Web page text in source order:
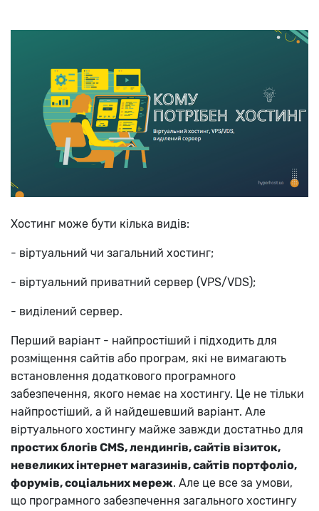
Хостинг може бути кілька видів:
- віртуальний чи загальний хостинг;
- віртуальний приватний сервер (VPS/VDS);
- виділений сервер.
Перший варіант - найпростіший і підходить для
розміщення сайтів або програм, які не вимагають
встановлення додаткового програмного
забезпечення, якого немає на хостингу. Це не тільки
найпростіший, а й найдешевший варіант. Але
віртуального хостингу майже завжди достатньо для
простих блогів CMS, лендингів, сайтів візиток,
невеликих інтернет магазинів, сайтів портфоліо,
форумів, соціальних мереж. Але це все за умови,
що програмного забезпечення загального хостингу